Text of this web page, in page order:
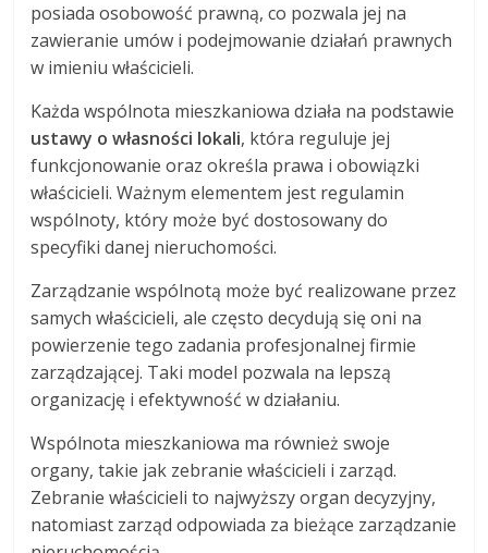
posiada osobowość prawną, co pozwala jej na
zawieranie umów i podejmowanie działań prawnych
w imieniu właścicieli.
Każda wspólnota mieszkaniowa działa na podstawie
ustawy o własności lokali, która reguluje jej
funkcjonowanie oraz określa prawa i obowiązki
właścicieli. Ważnym elementem jest regulamin
wspólnoty, który może być dostosowany do
specyfiki danej nieruchomości.
Zarządzanie wspólnotą może być realizowane przez
samych właścicieli, ale często decydują się oni na
powierzenie tego zadania profesjonalnej firmie
zarządzającej. Taki model pozwala na lepszą
organizację i efektywność w działaniu.
Wspólnota mieszkaniowa ma również swoje
organy, takie jak zebranie właścicieli i zarząd.
Zebranie właścicieli to najwyższy organ decyzyjny,
natomiast zarząd odpowiada za bieżące zarządzanie